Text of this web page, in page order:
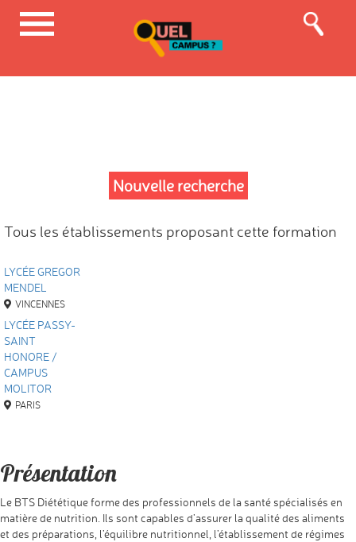
Nouvelle recherche
Tous les établissements proposant cette formation
LYCÉE GREGOR
MENDEL
VINCENNES
LYCÉE PASSY-
SAINT
HONORE /
CAMPUS
MOLITOR
PARIS
Présentation
Le BTS Diététique forme des professionnels de la santé spécialisés en
matière de nutrition. Ils sont capables d’assurer la qualité des aliments
et des préparations, l’équilibre nutritionnel, l’établissement de régimes